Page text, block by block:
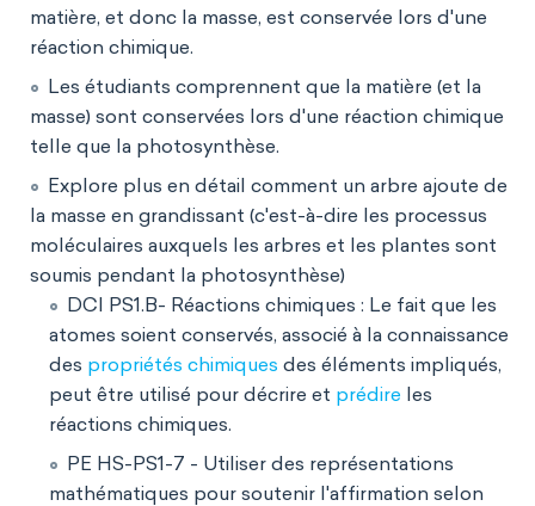
matière, et donc la masse, est conservée lors d'une
réaction chimique.
Les étudiants comprennent que la matière (et la
masse) sont conservées lors d'une réaction chimique
telle que la photosynthèse.
Explore plus en détail comment un arbre ajoute de
la masse en grandissant (c'est-à-dire les processus
moléculaires auxquels les arbres et les plantes sont
soumis pendant la photosynthèse)
DCI PS1.B- Réactions chimiques : Le fait que les
atomes soient conservés, associé à la connaissance
des propriétés chimiques des éléments impliqués,
peut être utilisé pour décrire et prédire les
réactions chimiques.
PE HS-PS1-7 - Utiliser des représentations
mathématiques pour soutenir l'affirmation selon